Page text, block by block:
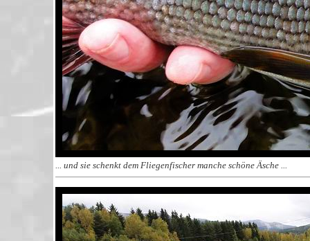
... und sie schenkt dem Fliegenfischer manche schöne Äsche ...